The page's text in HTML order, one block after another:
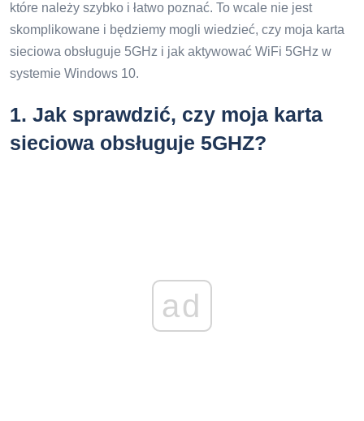
które należy szybko i łatwo poznać. To wcale nie jest
skomplikowane i będziemy mogli wiedzieć, czy moja karta
sieciowa obsługuje 5GHz i jak aktywować WiFi 5GHz w
systemie Windows 10.
1. Jak sprawdzić, czy moja karta
sieciowa obsługuje 5GHZ?
ad